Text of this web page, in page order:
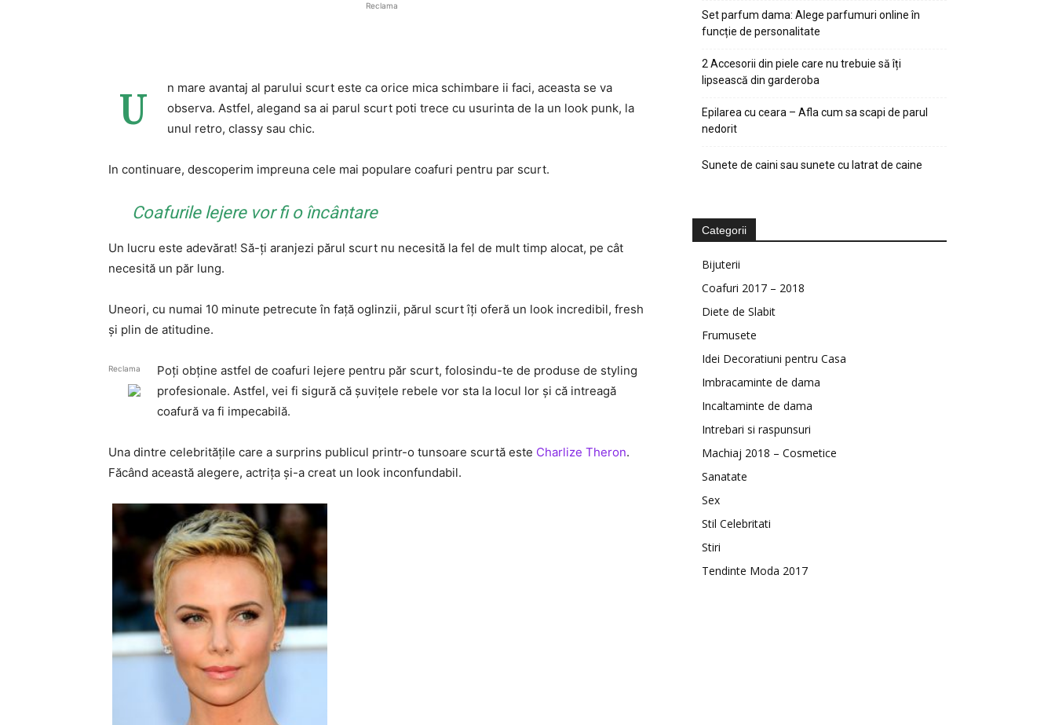
Reclama
U
n mare avantaj al parului scurt este ca orice mica schimbare ii faci, aceasta se va
observa. Astfel, alegand sa ai parul scurt poti trece cu usurinta de la un look punk, la
unul retro, classy sau chic.
In continuare, descoperim impreuna cele mai populare coafuri pentru par scurt.
Coafurile lejere vor fi o încântare
Un lucru este adevărat! Să-ţi aranjezi părul scurt nu necesită la fel de mult timp alocat, pe cât
necesită un păr lung.
Uneori, cu numai 10 minute petrecute în faţă oglinzii, părul scurt îţi oferă un look incredibil, fresh
şi plin de atitudine.
Reclama
Poţi obţine astfel de coafuri lejere pentru păr scurt, folosindu-te de produse de styling
profesionale. Astfel, vei fi sigură că şuviţele rebele vor sta la locul lor şi că intreagă
coafură va fi impecabilă.
Una dintre celebrităţile care a surprins publicul printr-o tunsoare scurtă este Charlize Theron.
Făcând această alegere, actriţa şi-a creat un look inconfundabil.
Set parfum dama: Alege parfumuri online în
funcție de personalitate
2 Accesorii din piele care nu trebuie să îți
lipsească din garderoba
Epilarea cu ceara – Afla cum sa scapi de parul
nedorit
Sunete de caini sau sunete cu latrat de caine
Categorii
Bijuterii
Coafuri 2017 – 2018
Diete de Slabit
Frumusete
Idei Decoratiuni pentru Casa
Imbracaminte de dama
Incaltaminte de dama
Intrebari si raspunsuri
Machiaj 2018 – Cosmetice
Sanatate
Sex
Stil Celebritati
Stiri
Tendinte Moda 2017